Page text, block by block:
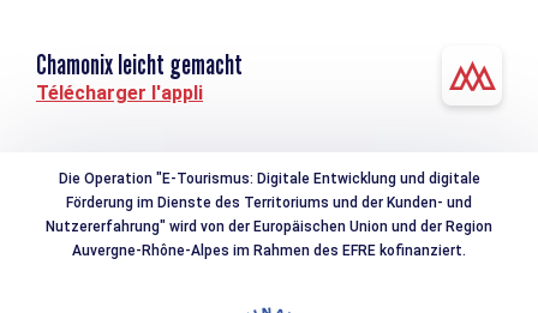
Chamonix leicht gemacht
Télécharger l'appli
Die Operation "E-Tourismus: Digitale Entwicklung und digitale
Förderung im Dienste des Territoriums und der Kunden- und
Nutzererfahrung" wird von der Europäischen Union und der Region
Auvergne-Rhône-Alpes im Rahmen des EFRE kofinanziert.